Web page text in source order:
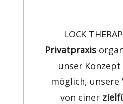
LOCK
Privatpraxis
unser
möglich, unsere
von einer